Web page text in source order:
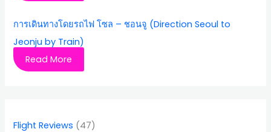
การเดินทางโดยรถไฟ โซล – ชอนจู (Direction Seoul to
Jeonju by Train)
Read More
Flight Reviews (47)